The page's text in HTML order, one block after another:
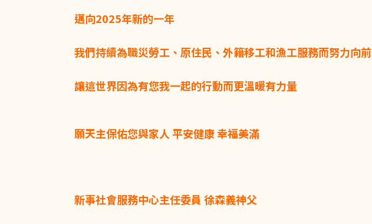
邁向2025年新的一年
我們持續為職災勞工、原住民、外籍移工和漁工服務而努力向前
讓這世界因為有您我一起的行動而更溫暖有力量
願天主保佑您與家人 平安健康 幸福美滿
新事社會服務中心主任委員 徐森義神父